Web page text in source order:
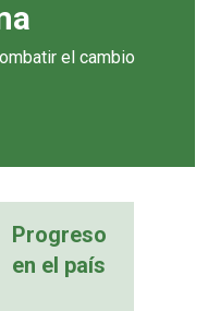
el cambio
Progreso
en el país